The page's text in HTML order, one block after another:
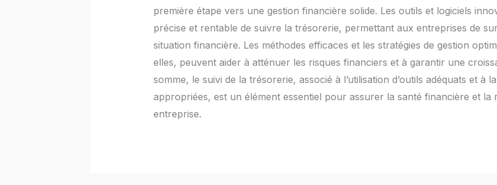
première étape vers une gestion financière solide. Les outils et logiciels
précise et rentable de suivre la trésorerie, permettant aux entreprises de
situation financière. Les méthodes efficaces et les stratégies de gestion
elles, peuvent aider à atténuer les risques financiers et à garantir une
somme, le suivi de la trésorerie, associé à l’utilisation d’outils adéquats et à
appropriées, est un élément essentiel pour assurer la santé financière et la
entreprise.